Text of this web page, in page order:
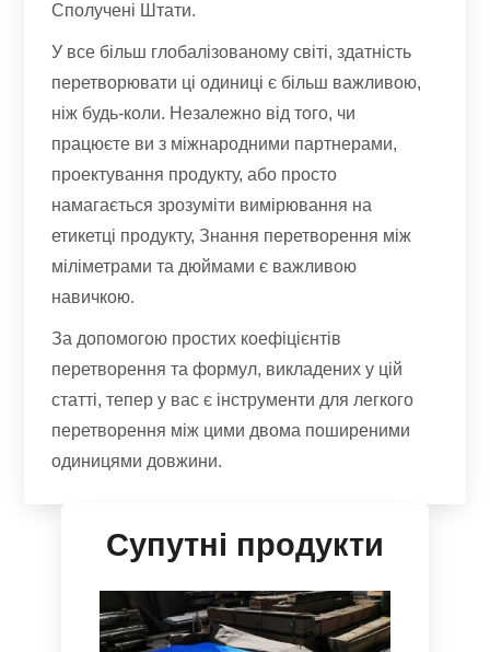
Сполучені Штати.
У все більш глобалізованому світі, здатність
перетворювати ці одиниці є більш важливою,
ніж будь-коли. Незалежно від того, чи
працюєте ви з міжнародними партнерами,
проектування продукту, або просто
намагається зрозуміти вимірювання на
етикетці продукту, Знання перетворення між
міліметрами та дюймами є важливою
навичкою.
За допомогою простих коефіцієнтів
перетворення та формул, викладених у цій
статті, тепер у вас є інструменти для легкого
перетворення між цими двома поширеними
одиницями довжини.
Супутні продукти